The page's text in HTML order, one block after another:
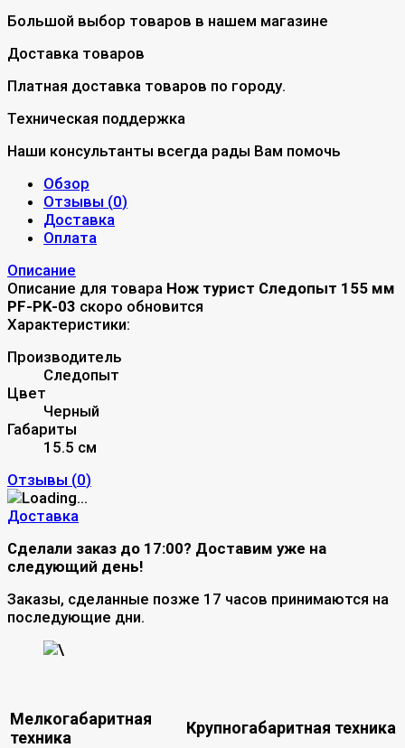
Большой выбор товаров в нашем магазине
Доставка товаров
Платная доставка товаров по городу.
Техническая поддержка
Наши консультанты всегда рады Вам помочь
Обзор
Отзывы (0)
Доставка
Оплата
Описание
Описание для товара Нож турист Следопыт 155 мм
PF-PK-03 скоро обновится
Характеристики:
Производитель
Следопыт
Цвет
Черный
Габариты
15.5 см
Отзывы (0)
Доставка
Сделали заказ до 17:00? Доставим уже на
следующий день!
Заказы, сделанные позже 17 часов принимаются на
последующие дни.
\
Мелкогабаритная
техника
Крупногабаритная техника